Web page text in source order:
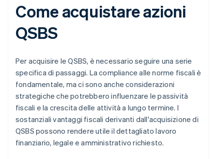
Come acquistare azioni
QSBS
Per acquisire le QSBS, è necessario seguire una serie
specifica di passaggi. La compliance alle norme fiscali è
fondamentale, ma ci sono anche considerazioni
strategiche che potrebbero influenzare le passività
fiscali e la crescita delle attività a lungo termine. I
sostanziali vantaggi fiscali derivanti dall'acquisizione di
QSBS possono rendere utile il dettagliato lavoro
finanziario, legale e amministrativo richiesto.